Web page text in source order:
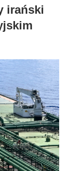
irański